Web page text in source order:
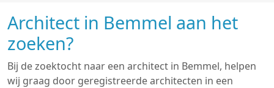
Architect in Bemmel aan het
zoeken?
Bij de zoektocht naar een architect in Bemmel, helpen
wij graag door geregistreerde architecten in een